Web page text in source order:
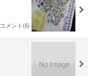
コメント(5)